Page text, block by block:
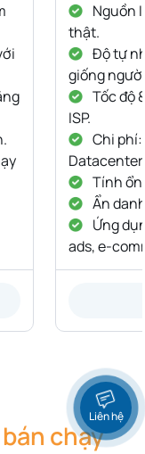
Nguồn
thật.
Độ tự
giống
Tốc độ
ISP.
Chi
Datacenter.
Tính ổn
Ẩn
Ứng
ads, e-
bán chạy
Liên hệ